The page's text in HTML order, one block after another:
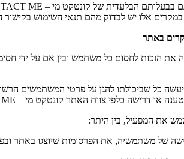
בבעלותם הבלעדית של קונטקט מי – CONTACT ME
במקרים אלו יש לבדוק מהם תנאי השימוש בקישור
באתר
כל שביכולתו להגן על פרטי המשתמשים
או דרישה כלפי צוות האתר קונטקט מי – CONTACT ME